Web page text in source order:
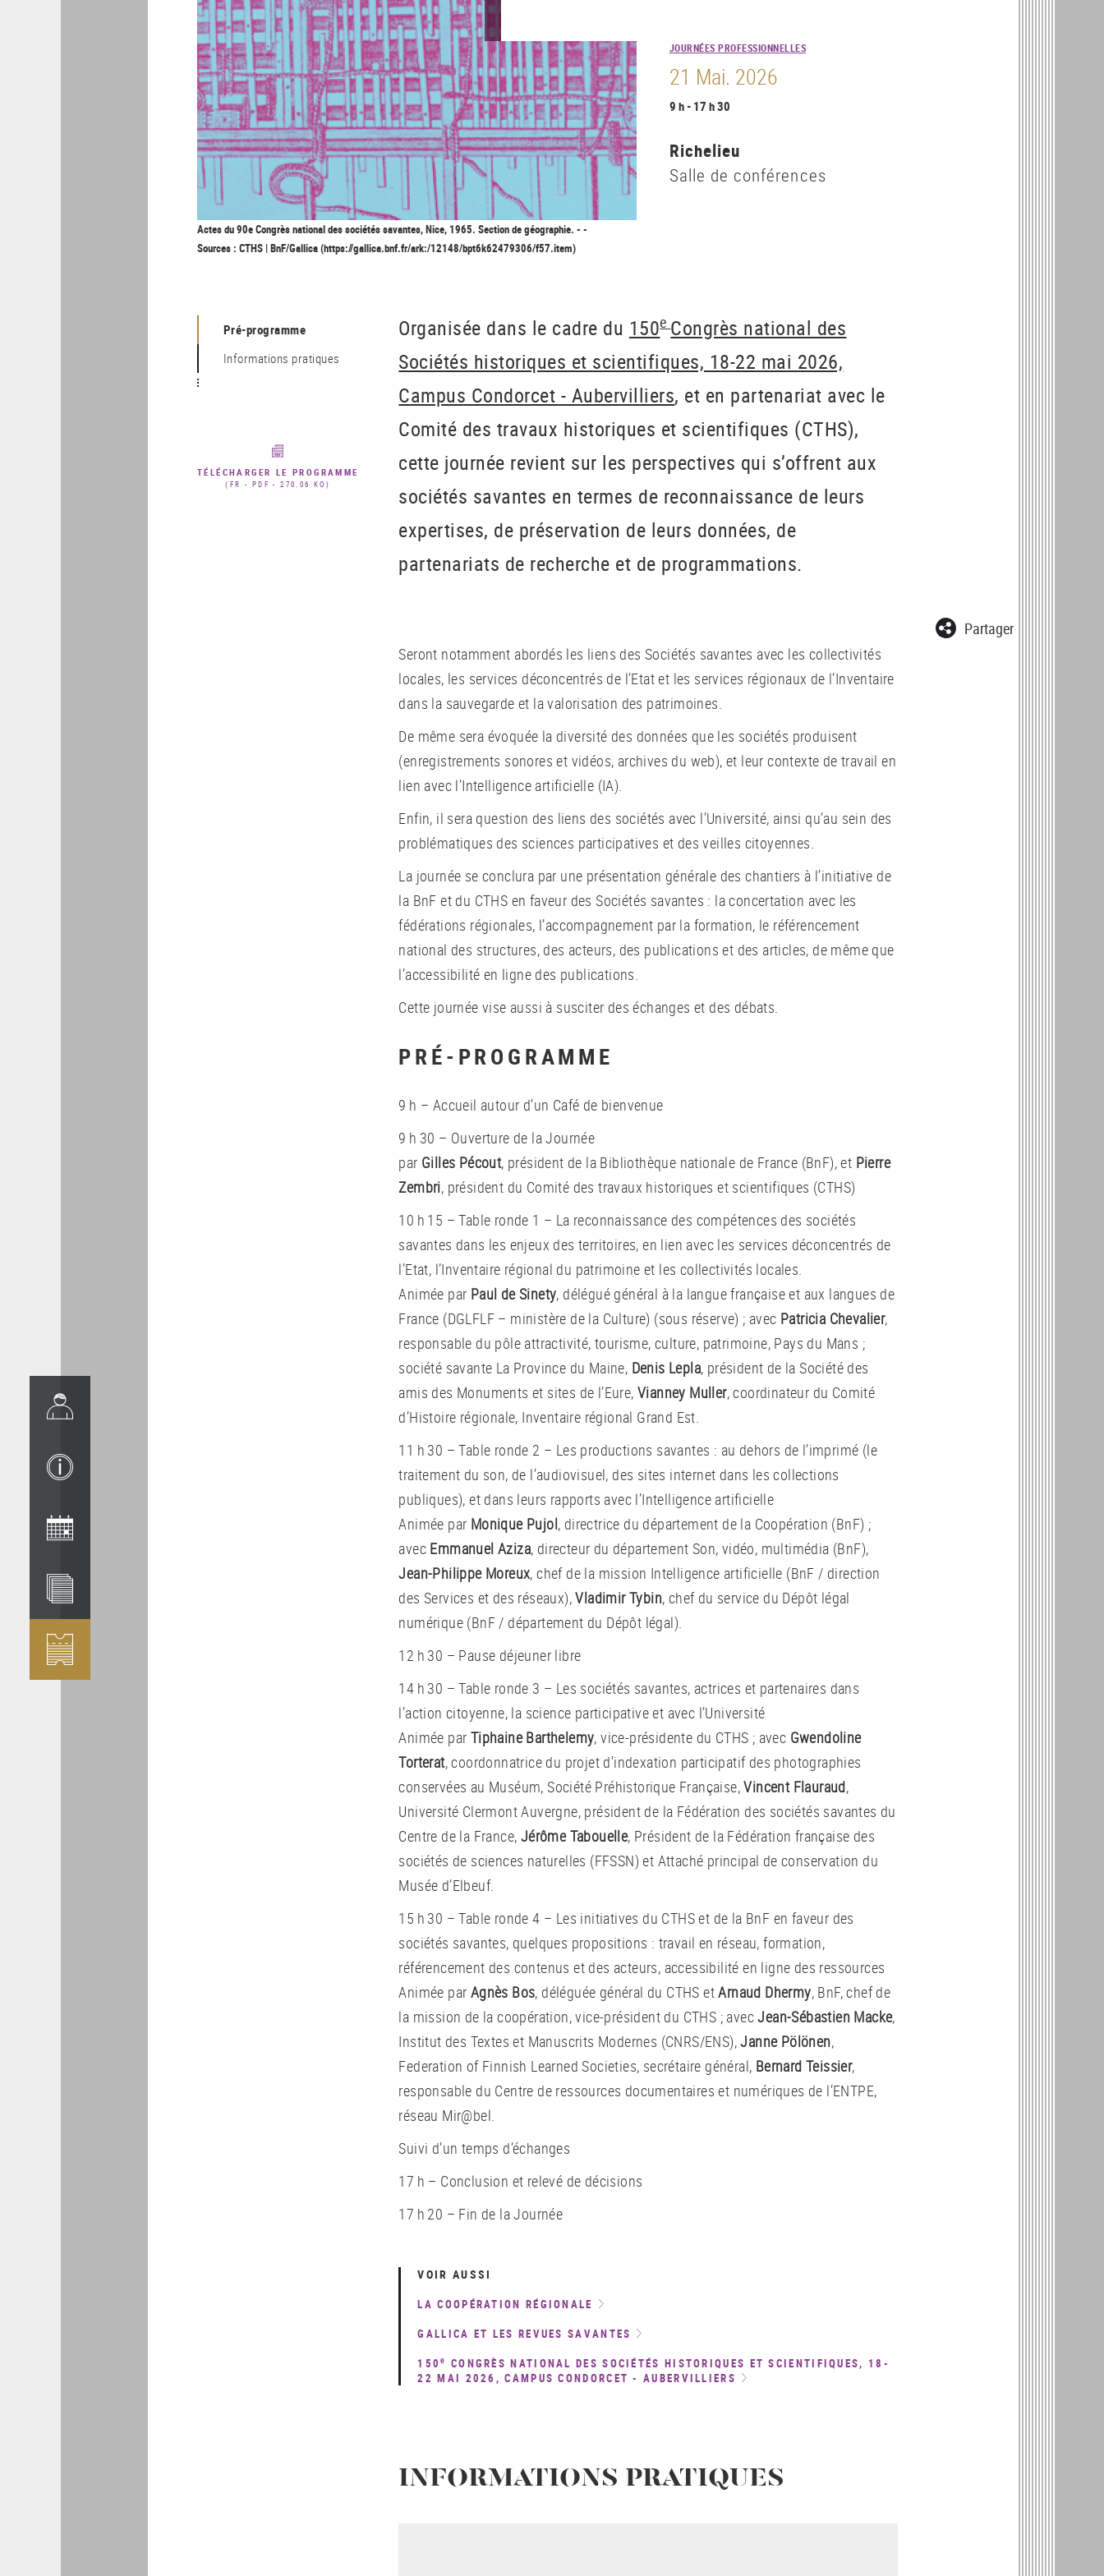
JOURNÉES PROFESSIONNELLES
21 Mai. 2026
9 h - 17 h 30
Richelieu
Salle de conférences
Actes du 90e Congrès national des sociétés savantes, Nice, 1965. Section de géographie. - -
Sources : CTHS | BnF/Gallica (https://gallica.bnf.fr/ark:/12148/bpt6k62479306/f57.item)
Pré-programme
Informations pratiques
TÉLÉCHARGER LE PROGRAMME
(FR - PDF - 270.06 KO)
Organisée dans le cadre du 150e Congrès national des
Sociétés historiques et scientifiques, 18-22 mai 2026,
Campus Condorcet - Aubervilliers, et en partenariat avec le
Comité des travaux historiques et scientifiques (CTHS),
cette journée revient sur les perspectives qui s’offrent aux
sociétés savantes en termes de reconnaissance de leurs
expertises, de préservation de leurs données, de
partenariats de recherche et de programmations.
Partager
Seront notamment abordés les liens des Sociétés savantes avec les collectivités
locales, les services déconcentrés de l’Etat et les services régionaux de l’Inventaire
dans la sauvegarde et la valorisation des patrimoines.
De même sera évoquée la diversité des données que les sociétés produisent
(enregistrements sonores et vidéos, archives du web), et leur contexte de travail en
lien avec l’Intelligence artificielle (IA).
Enfin, il sera question des liens des sociétés avec l’Université, ainsi qu’au sein des
problématiques des sciences participatives et des veilles citoyennes.
La journée se conclura par une présentation générale des chantiers à l’initiative de
la BnF et du CTHS en faveur des Sociétés savantes : la concertation avec les
fédérations régionales, l’accompagnement par la formation, le référencement
national des structures, des acteurs, des publications et des articles, de même que
l’accessibilité en ligne des publications.
Cette journée vise aussi à susciter des échanges et des débats.
PRÉ-PROGRAMME
9 h – Accueil autour d’un Café de bienvenue
9 h 30 – Ouverture de la Journée
par Gilles Pécout, président de la Bibliothèque nationale de France (BnF), et Pierre
Zembri, président du Comité des travaux historiques et scientifiques (CTHS)
10 h 15 – Table ronde 1 – La reconnaissance des compétences des sociétés
savantes dans les enjeux des territoires, en lien avec les services déconcentrés de
l’Etat, l’Inventaire régional du patrimoine et les collectivités locales.
Animée par Paul de Sinety, délégué général à la langue française et aux langues de
France (DGLFLF – ministère de la Culture) (sous réserve) ; avec Patricia Chevalier,
responsable du pôle attractivité, tourisme, culture, patrimoine, Pays du Mans ;
société savante La Province du Maine, Denis Lepla, président de la Société des
amis des Monuments et sites de l’Eure,Vianney Muller, coordinateur du Comité
d’Histoire régionale, Inventaire régional Grand Est.
11 h 30 – Table ronde 2 – Les productions savantes : au dehors de l’imprimé (le
traitement du son, de l’audiovisuel, des sites internet dans les collections
publiques), et dans leurs rapports avec l’Intelligence artificielle
Animée par Monique Pujol, directrice du département de la Coopération (BnF) ;
avec Emmanuel Aziza, directeur du département Son, vidéo, multimédia (BnF),
Jean-Philippe Moreux, chef de la mission Intelligence artificielle (BnF / direction
des Services et des réseaux),Vladimir Tybin, chef du service du Dépôt légal
numérique (BnF / département du Dépôt légal).
12 h 30 – Pause déjeuner libre
14 h 30 – Table ronde 3 – Les sociétés savantes, actrices et partenaires dans
l’action citoyenne, la science participative et avec l’Université
Animée par Tiphaine Barthelemy, vice-présidente du CTHS ; avec Gwendoline
Torterat, coordonnatrice du projet d’indexation participatif des photographies
conservées au Muséum, Société Préhistorique Française,Vincent Flauraud,
Université Clermont Auvergne, président de la Fédération des sociétés savantes du
Centre de la France, Jérôme Tabouelle, Président de la Fédération française des
sociétés de sciences naturelles (FFSSN) et Attaché principal de conservation du
Musée d’Elbeuf.
15 h 30 – Table ronde 4 – Les initiatives du CTHS et de la BnF en faveur des
sociétés savantes, quelques propositions : travail en réseau, formation,
référencement des contenus et des acteurs, accessibilité en ligne des ressources
Animée par Agnès Bos, déléguée général du CTHS etArnaud Dhermy, BnF, chef de
la mission de la coopération, vice-président du CTHS ; avecJean-Sébastien Macke,
Institut des Textes et Manuscrits Modernes (CNRS/ENS),Janne Pölönen,
Federation of Finnish Learned Societies, secrétaire général, Bernard Teissier,
responsable du Centre de ressources documentaires et numériques de l’ENTPE,
réseau Mir@bel.
Suivi d’un temps d’échanges
17 h – Conclusion et relevé de décisions
17 h 20 – Fin de la Journée
VOIR AUSSI
LA COOPÉRATION RÉGIONALE
GALLICA ET LES REVUES SAVANTES
150e
CONGRÈS NATIONAL DES SOCIÉTÉS HISTORIQUES ET SCIENTIFIQUES, 18-
22 MAI 2026, CAMPUS CONDORCET - AUBERVILLIERS
INFORMATIONS PRATIQUES